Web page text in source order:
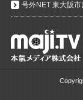
号外NET 東大阪市